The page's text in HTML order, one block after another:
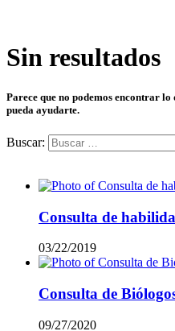
Sin resultados
Parece que no podemos encontrar lo
pueda ayudarte.
Buscar:
Consulta de
03/22/2019
Consulta de
09/27/2020